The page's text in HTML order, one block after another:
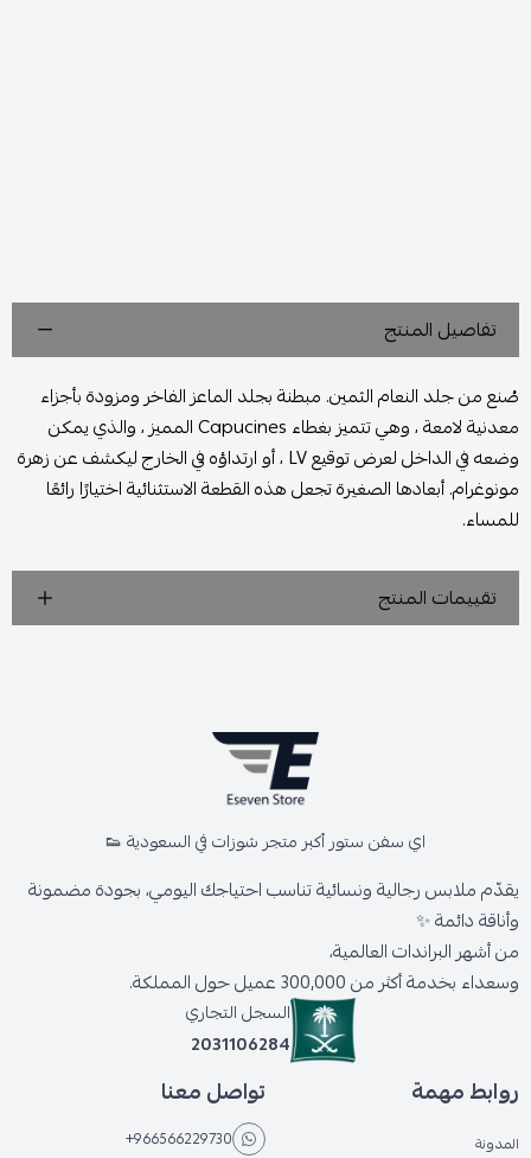
تفاصيل المنتج
صُنع من جلد النعام الثمين. مبطنة بجلد الماعز الفاخر ومزودة بأجزاء
معدنية لامعة ، وهي تتميز بغطاء Capucines المميز ، والذي يمكن
وضعه في الداخل لعرض توقيع LV ، أو ارتداؤه في الخارج ليكشف عن زهرة
مونوغرام. أبعادها الصغيرة تجعل هذه القطعة الاستثنائية اختيارًا رائعًا
للمساء.
تقييمات المنتج
اي سفن ستور أكبر متجر شوزات في السعودية 👟
يقدّم ملابس رجالية ونسائية تناسب احتياجك اليومي، بجودة مضمونة
وأناقة دائمة ✨
من أشهر البراندات العالمية،
وسعداء بخدمة أكثر من 300,000 عميل حول المملكة.
السجل التجاري
2031106284
روابط مهمة
المدونة
تواصل معنا
+966566229730